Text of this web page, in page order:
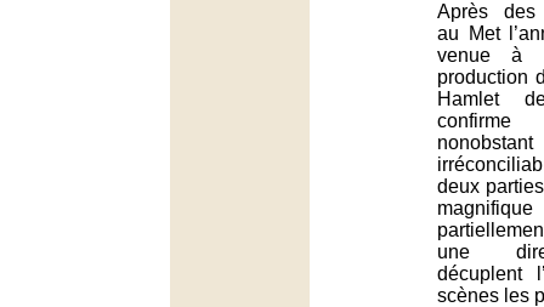
Après des
au Met
venue à
production
Hamlet
confirme
deux
une
décuplent
scènes les